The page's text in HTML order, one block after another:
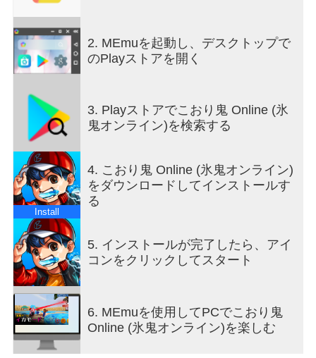
▶自分の個性を誇るしよう！
- 5,000種類の永久コスチュームアイテム、部位別
▶自分のクランを最高に作ろう！
▶カラオケで歌を歌おう！
舞台で友達と一緒に歌うことができます。
email : freezetag_asia@eoaggames.com
2. MEmuを起動し、デスクトップで
のPlayストアを開く
3. Playストアでこおり鬼 Online (氷
鬼オンライン)を検索する
Install
4. こおり鬼 Online (氷鬼オンライン)
をダウンロードしてインストールす
る
5. インストールが完了したら、アイ
コンをクリックしてスタート
6. MEmuを使用してPCでこおり鬼
Online (氷鬼オンライン)を楽しむ